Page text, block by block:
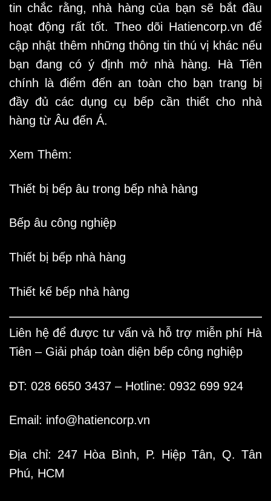
tin chắc rằng, nhà hàng của bạn sẽ bắt đầu
hoạt động rất tốt. Theo dõi Hatiencorp.vn để
cập nhật thêm những thông tin thú vị khác nếu
bạn đang có ý định mở nhà hàng. Hà Tiên
chính là điểm đến an toàn cho bạn trang bị
đầy đủ các dụng cụ bếp cần thiết cho nhà
hàng từ Âu đến Á.
Xem Thêm:
Thiết bị bếp âu trong bếp nhà hàng
Bếp âu công nghiệp
Thiết bị bếp nhà hàng
Thiết kế bếp nhà hàng
Liên hệ để được tư vấn và hỗ trợ miễn phí Hà
Tiên – Giải pháp toàn diện bếp công nghiệp
ĐT: 028 6650 3437 – Hotline: 0932 699 924
Email: info@hatiencorp.vn
Địa chỉ: 247 Hòa Bình, P. Hiệp Tân, Q. Tân
Phú, HCM